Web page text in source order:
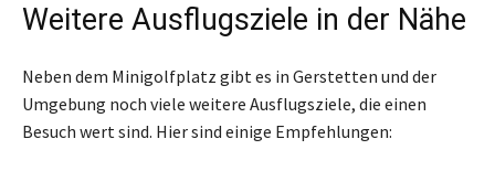
Weitere Ausflugsziele in der Nähe
Neben dem Minigolfplatz gibt es in Gerstetten und der
Umgebung noch viele weitere Ausflugsziele, die einen
Besuch wert sind. Hier sind einige Empfehlungen: